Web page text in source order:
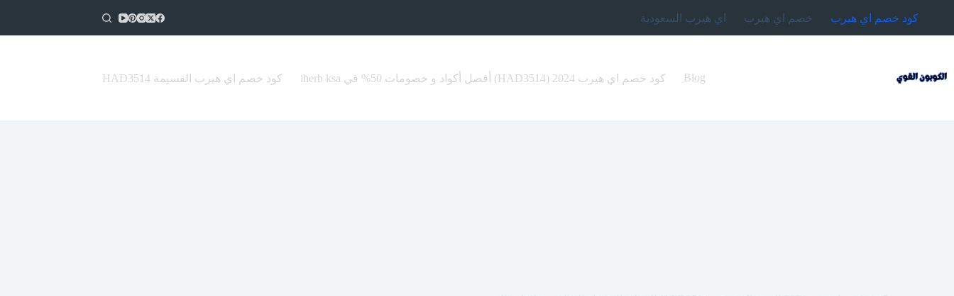
المحتوى
كود خصم اي هيرب خصم اي هيرب اي هيرب السعودية
Blog كود خصم اي هيرب 2024 (HAD3514) أفضل أكواد و خصومات 50% في iherb ksa كود خصم اي هيرب القسيمة HAD3514